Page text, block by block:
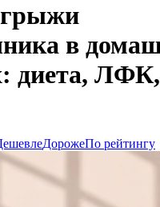
грыжи
в
диета, ЛФК,
ДорожеПо рейтингу